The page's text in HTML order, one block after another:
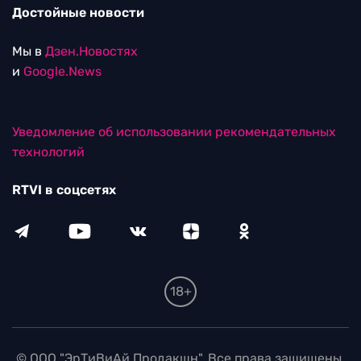
Достойные новости
Мы в Дзен.Новостях
и Google.News
Уведомление об использовании рекомендательных
технологий
RTVI в соцсетях
18+